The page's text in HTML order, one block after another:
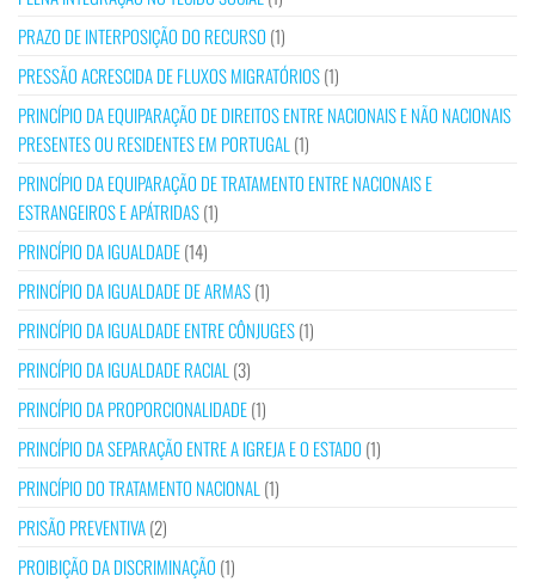
PRAZO DE INTERPOSIÇÃO DO RECURSO (1)
PRESSÃO ACRESCIDA DE FLUXOS MIGRATÓRIOS(1)
PRINCÍPIO DA EQUIPARAÇÃO DE DIREITOS ENTRE NACIONAIS E NÃO NACIONAIS
PRESENTES OU RESIDENTES EM PORTUGAL (1)
PRINCÍPIO DA EQUIPARAÇÃO DE TRATAMENTO ENTRE NACIONAIS E
ESTRANGEIROS E APÁTRIDAS(1)
PRINCÍPIO DA IGUALDADE(14)
PRINCÍPIO DA IGUALDADE DE ARMAS(1)
PRINCÍPIO DA IGUALDADE ENTRE CÔNJUGES(1)
PRINCÍPIO DA IGUALDADE RACIAL (3)
PRINCÍPIO DA PROPORCIONALIDADE(1)
PRINCÍPIO DA SEPARAÇÃO ENTRE A IGREJA E O ESTADO (1)
PRINCÍPIO DO TRATAMENTO NACIONAL (1)
PRISÃO PREVENTIVA(2)
PROIBIÇÃO DA DISCRIMINAÇÃO (1)